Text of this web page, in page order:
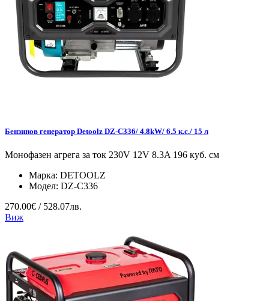
Бензинов генератор Detoolz DZ-C336/ 4.8kW/ 6.5 к.с./ 15 л
Монофазен агрега за ток 230V 12V 8.3A 196 куб. см
Марка: DETOOLZ
Модел: DZ-C336
270.00€ / 528.07лв.
Виж